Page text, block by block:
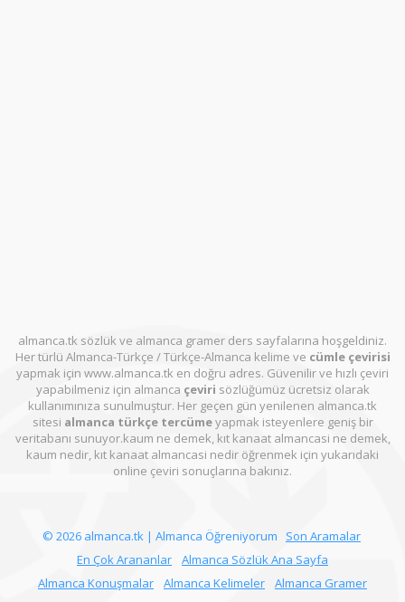
almanca.tk sözlük ve almanca gramer ders sayfalarına hoşgeldiniz.
Her türlü Almanca-Türkçe / Türkçe-Almanca kelime ve cümle çevirisi
yapmak için www.almanca.tk en doğru adres. Güvenilir ve hızlı çeviri
yapabilmeniz için almanca çeviri sözlüğümüz ücretsiz olarak
kullanımınıza sunulmuştur. Her geçen gün yenilenen almanca.tk
sitesi almanca türkçe tercümeyapmak isteyenlere geniş bir
veritabanı sunuyor.kaum ne demek, kıt kanaat almancasi ne demek,
kaum nedir, kıt kanaat almancasi nedir öğrenmek için yukarıdaki
online çeviri sonuçlarına bakınız.
© 2026 almanca.tk | Almanca Öğreniyorum
Son Aramalar
En Çok Arananlar
Almanca Sözlük Ana Sayfa
Almanca Konuşmalar
Almanca Kelimeler
Almanca Gramer